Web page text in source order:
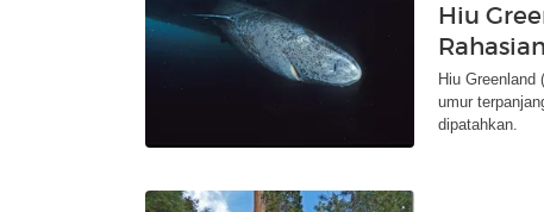
Hiu
Hiu
umur
dipatahkan.